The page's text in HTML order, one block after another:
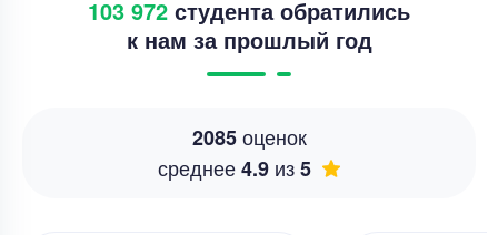
103 972 студента обратились
к нам за прошлый год
2085оценок
среднее4.9 из5